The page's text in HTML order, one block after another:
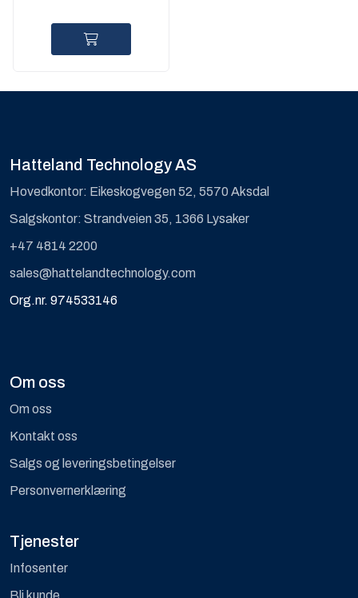
Hatteland Technology AS
Hovedkontor: Eikeskogvegen 52, 5570 Aksdal
Salgskontor: Strandveien 35, 1366 Lysaker
+47 4814 2200
sales@hattelandtechnology.com
Org.nr. 974533146
Om oss
Om oss
Kontakt oss
Salgs og leveringsbetingelser
Personvernerklæring
Tjenester
Infosenter
Bli kunde